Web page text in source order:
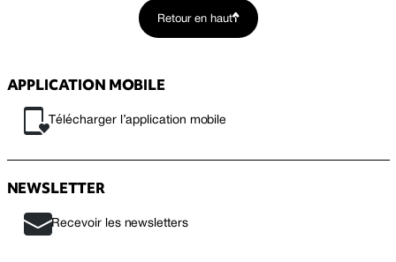
Retour en haut
APPLICATION MOBILE
Télécharger l’application mobile
NEWSLETTER
Recevoir les newsletters